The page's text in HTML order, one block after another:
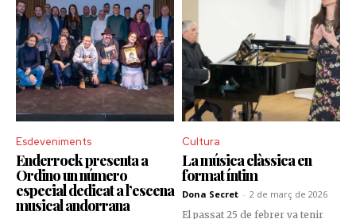
d’Andorra i Creand Fundació.
Sota la direcció de Jhoanna
Sierralta, l’orquestra va proposar
un recorregut sonor que va
analitzar la relació entre el
progrés tecnològic i l’essència
humana, contraposant la
precisió mecànica amb la
profunditat emocional de
l'expressió artística.
Esdeveniments
Enderrock presenta a
Ordino un número
especial dedicat a l’escena
musical andorrana
Cultura
La música clàssica en
format íntim
Dona Secret - 2 de març de 2026
El passat 25 de febrer va tenir